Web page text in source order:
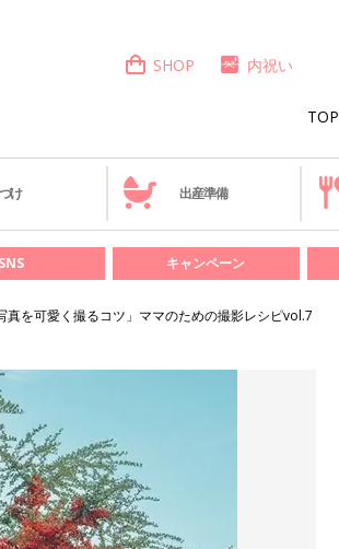
TOP
SHOP 内祝い
け 出産準備
SNS キャンペーン
を可愛く撮るコツ」ママのための撮影レシピvol.7